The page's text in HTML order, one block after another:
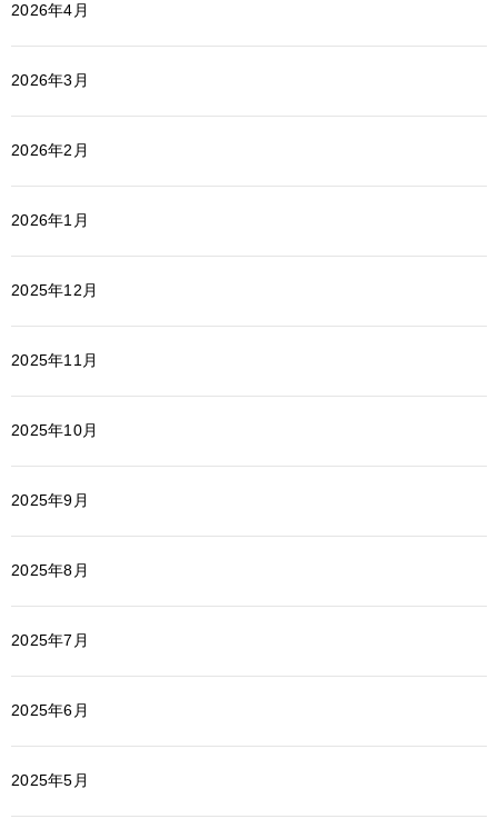
2026年4月
2026年3月
2026年2月
2026年1月
2025年12月
2025年11月
2025年10月
2025年9月
2025年8月
2025年7月
2025年6月
2025年5月